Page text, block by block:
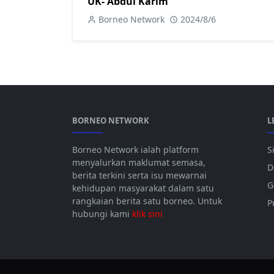
Borneo Network 2024/8/6
BORNEO NETWORK
Borneo Network ialah platform
menyalurkan maklumat semasa,
berita terkini serta isu mewarnai
kehidupan masyarakat dalam satu
rangkaian berita satu borneo. Untuk
hubungi kami klik sini